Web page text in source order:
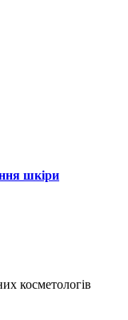
шкіри
косметологів